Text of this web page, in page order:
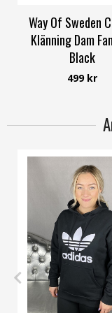
Way Of Sweden
Klänning Dam
Black
Way of Sweden
499 kr
36 42